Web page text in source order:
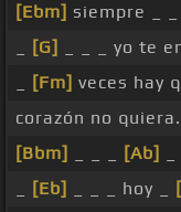
[Ebm] siempre _ _
[G] _ _ _ yo te
[Fm] veces hay
corazón no quiera.
[Bbm]
[Ab]
[Eb] _ _ _ hoy _